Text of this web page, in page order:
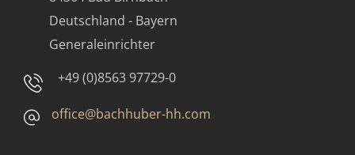
Deutschland - Bayern
Generaleinrichter
+49 (0)8563 97729-0
office@bachhuber-hh.com